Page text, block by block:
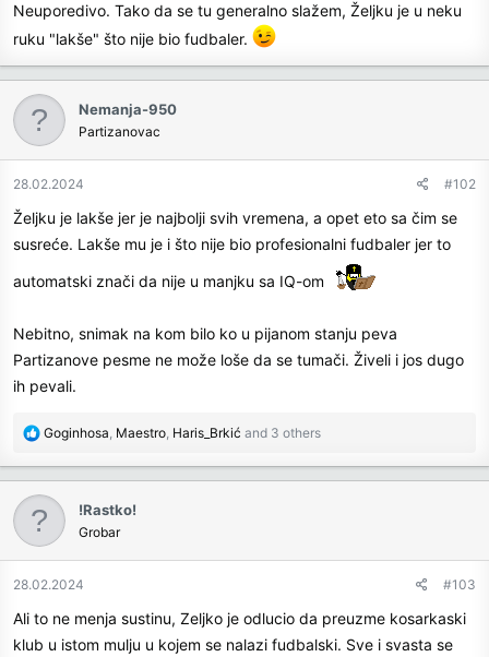
Neuporedivo. Tako da se tu generalno slažem, Željku je u neku
ruku "lakše" što nije bio fudbaler.
Nemanja-950
Partizanovac
28.02.2024 #102
Željku je lakše jer je najbolji svih vremena, a opet eto sa čim se
susreće. Lakše mu je i što nije bio profesionalni fudbaler jer to
automatski znači da nije u manjku sa IQ-om
Nebitno, snimak na kom bilo ko u pijanom stanju peva
Partizanove pesme ne može loše da se tumači. Živeli i jos dugo
ih pevali.
R
c
t
o
n
:
Goginhosa, Maestro, Haris_Brkić and 3 others
!Rastko!
Grobar
28.02.2024 #103
Ali to ne menja sustinu, Zeljko je odlucio da preuzme kosarkaski
klub u istom mulju u kojem se nalazi fudbalski. Sve i svasta se